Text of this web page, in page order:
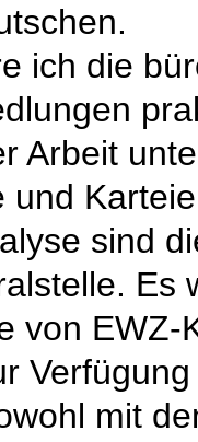
ich die
Arbeit
und
sind
Es
von EWZ-
mit